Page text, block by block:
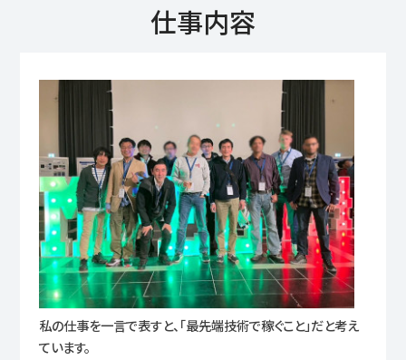
仕事内容
私の仕事を一言で表すと、「最先端技術で稼ぐこと」だと考え
ています。